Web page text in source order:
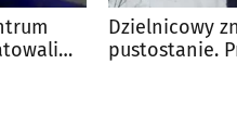
Dzielnicowy
pustostanie.